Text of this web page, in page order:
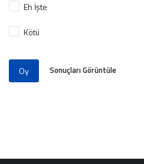
Eh İşte
Kötü
Oy Sonuçları Görüntüle